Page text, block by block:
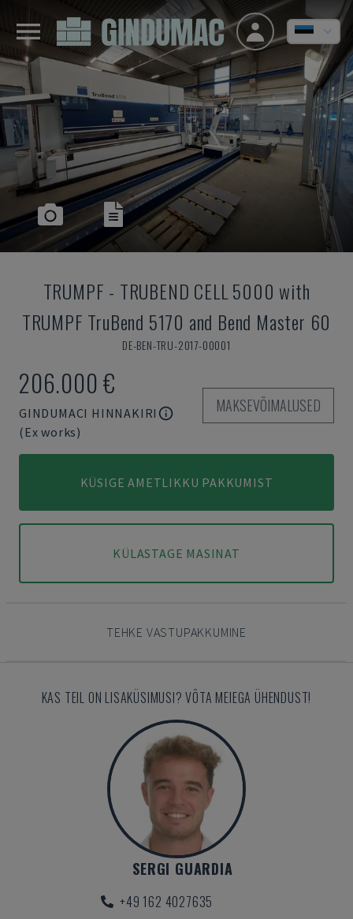
TRUMPF - TRUBEND CELL 5000 with
TRUMPF TruBend 5170 and Bend Master 60
DE-BEN-TRU-2017-00001
206.000 €
GINDUMACI HINNAKIRI
(Ex works)
MAKSEVÕIMALUSED
KÜSIGE AMETLIKKU PAKKUMIST
KÜLASTAGE MASINAT
TEHKE VASTUPAKKUMINE
KAS TEIL ON LISAKÜSIMUSI? VÕTA MEIEGA ÜHENDUST!
SERGI GUARDIA
+49 162 4027635